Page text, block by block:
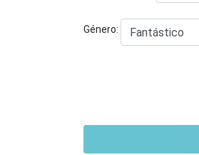
Género: